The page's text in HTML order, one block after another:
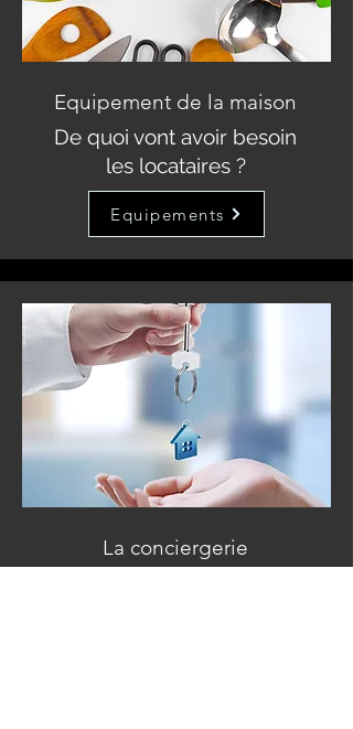
Equipement de la maison
De quoi vont avoir besoin
les locataires ?
Equipements
La conciergerie